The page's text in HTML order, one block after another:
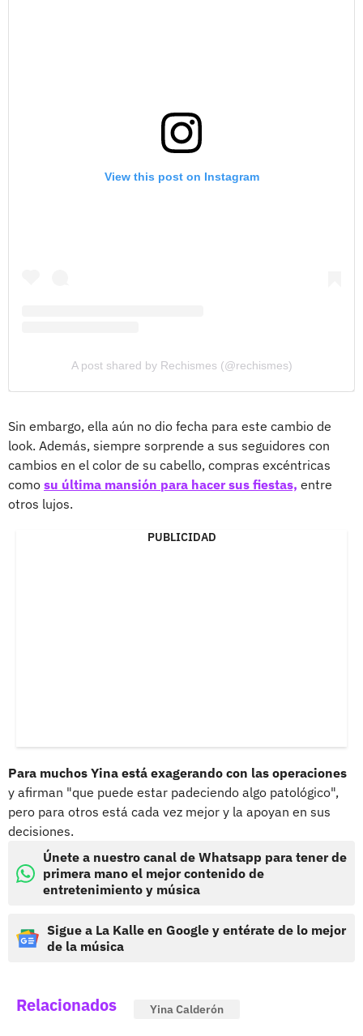
View this post on Instagram
A post shared by Rechismes (@rechismes)
Sin embargo, ella aún no dio fecha para este cambio de
look. Además, siempre sorprende a sus seguidores con
cambios en el color de su cabello, compras excéntricas
como su última mansión para hacer sus fiestas, entre
otros lujos.
PUBLICIDAD
Para muchos Yina está exagerando con las operaciones
y afirman "que puede estar padeciendo algo patológico",
pero para otros está cada vez mejor y la apoyan en sus
decisiones.
Únete a nuestro canal de Whatsapp para tener de
primera mano el mejor contenido de
entretenimiento y música
Sigue a La Kalle en Google y entérate de lo mejor
de la música
Relacionados Yina Calderón